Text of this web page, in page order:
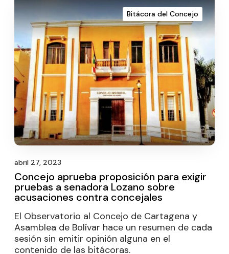
Bitácora del Concejo
abril 27, 2023
Concejo aprueba proposición para exigir
pruebas a senadora Lozano sobre
acusaciones contra concejales
El Observatorio al Concejo de Cartagena y
Asamblea de Bolívar hace un resumen de cada
sesión sin emitir opinión alguna en el
contenido de las bitácoras.